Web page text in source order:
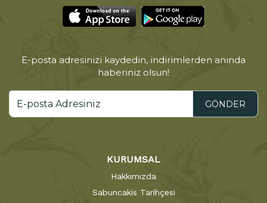
E-posta adresinizi kaydedin, indirimlerden anında
haberiniz olsun!
GÖNDER
KURUMSAL
Hakkımızda
Sabuncakis Tarihçesi